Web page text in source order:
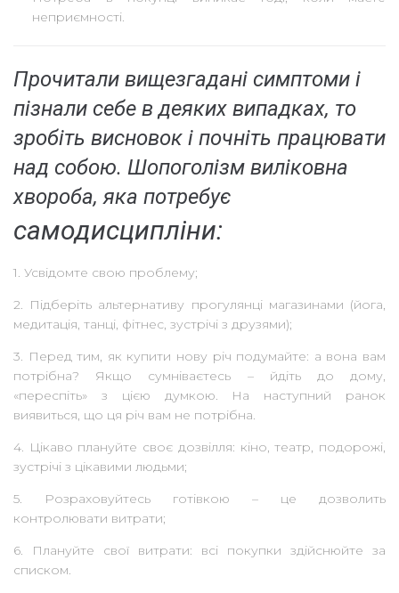
неприємності.
Прочитали вищезгадані симптоми і
пізнали себе в деяких випадках, то
зробіть висновок і почніть працювати
над собою. Шопоголізм виліковна
хвороба, яка потребує
самодисципліни:
1. Усвідомте свою проблему;
2. Підберіть альтернативу прогулянці магазинами (йога,
медитація, танці, фітнес, зустрічі з друзями);
3. Перед тим, як купити нову річ подумайте: а вона вам
потрібна? Якщо сумніваєтесь – йдіть до дому,
«переспіть» з цією думкою. На наступний ранок
виявиться, що ця річ вам не потрібна.
4. Цікаво плануйте своє дозвілля: кіно, театр, подорожі,
зустрічі з цікавими людьми;
5. Розраховуйтесь готівкою – це дозволить
контролювати витрати;
6. Плануйте свої витрати: всі покупки здійснюйте за
списком.